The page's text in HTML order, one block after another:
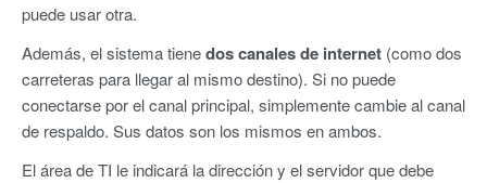
puede usar otra.
Además, el sistema tienedos canales de internet (como dos
carreteras para llegar al mismo destino). Si no puede
conectarse por el canal principal, simplemente cambie al canal
de respaldo. Sus datos son los mismos en ambos.
El área de TI le indicará la dirección y el servidor que debe